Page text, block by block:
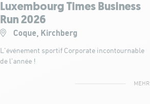
Luxembourg Times Business
Run 2026
Coque, Kirchberg
L'événement sportif Corporate incontournable
de l'année !
MEHR